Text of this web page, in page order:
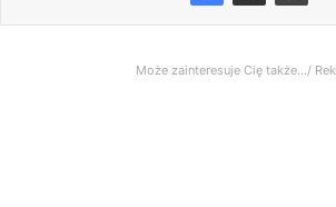
Może zainteresuje Cię także.../